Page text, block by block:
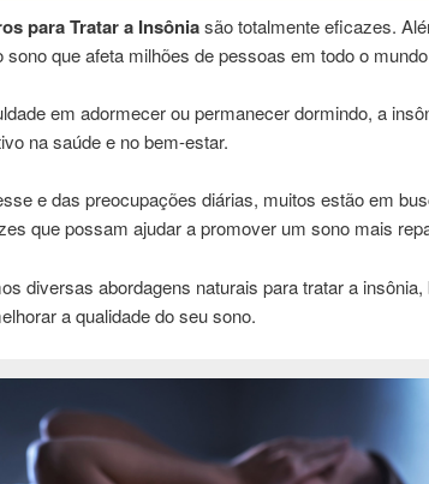
para Tratar a Insôniasão totalmente eficazes.
sono que afeta milhões de pessoas em todo o
em adormecer ou permanecer dormindo, a
na saúde e no bem-estar.
e das preocupações diárias, muitos estão em
que possam ajudar a promover um sono mais
diversas abordagens naturais para tratar a insônia,
a qualidade do seu sono.